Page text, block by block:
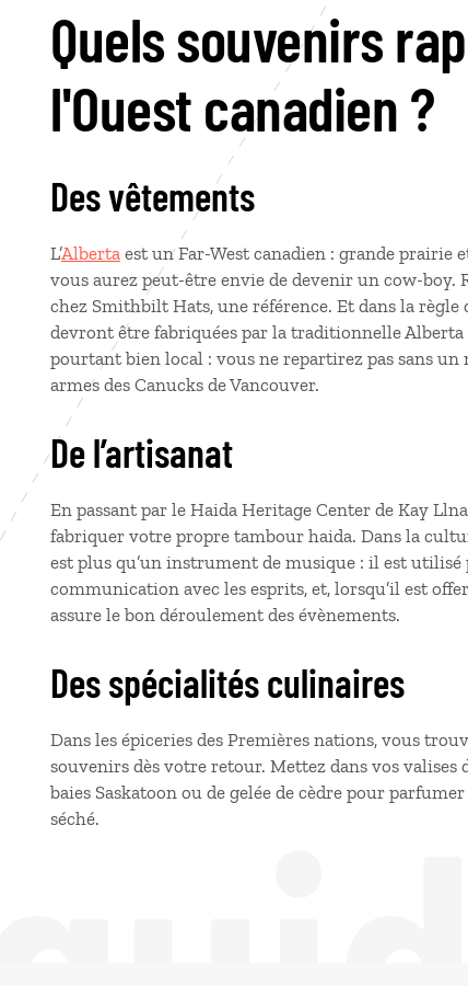
Quels souvenirs
l'Ouest canadien ?
Des vêtements
L’Alberta est un Far-West canadien : grande prairie
vous aurez peut-être envie de devenir un cow-boy.
chez Smithbilt Hats, une référence. Et dans la règle
devront être fabriquées par la traditionnelle
pourtant bien local : vous ne repartirez pas sans
armes des Canucks de Vancouver.
De l’artisanat
En passant par le Haida Heritage Center de Kay
fabriquer votre propre tambour haida. Dans la
est plus qu’un instrument de musique : il est
communication avec les esprits, et, lorsqu’il est
assure le bon déroulement des évènements.
Des spécialités culinaires
Dans les épiceries des Premières nations, vous
souvenirs dès votre retour. Mettez dans vos valises
baies Saskatoon ou de gelée de cèdre pour
séché.